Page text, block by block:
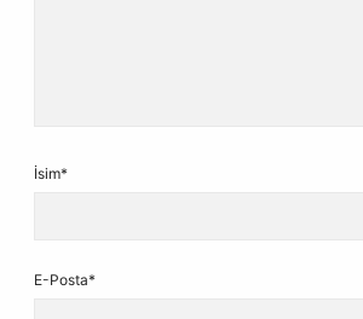
İsim*
E-Posta*